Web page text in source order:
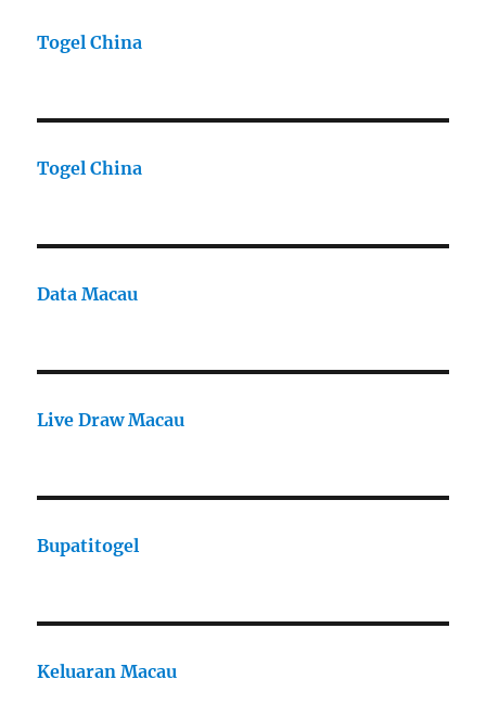
Togel China
Togel China
Data Macau
Live Draw Macau
Bupatitogel
Keluaran Macau